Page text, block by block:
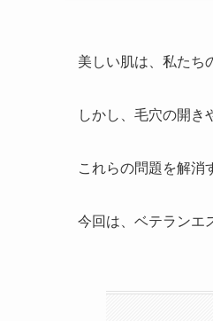
美しい肌は、私たち
しかし、毛穴の開き
これらの問題を解消
今回は、ベテランエ